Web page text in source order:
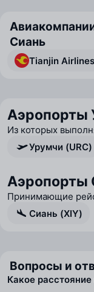
Сиань
Tianjin Airlines
Аэропорты
Из которых
Урумчи (URC)
Аэропорты
Принимающие
Сиань (XIY)
Вопросы и
Какое